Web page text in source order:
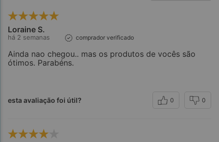
Loraine S.
há 2 semanas comprador verificado
Ainda nao chegou.. mas os produtos de vocês são
ótimos. Parabéns.
esta avaliação foi útil? 0 0